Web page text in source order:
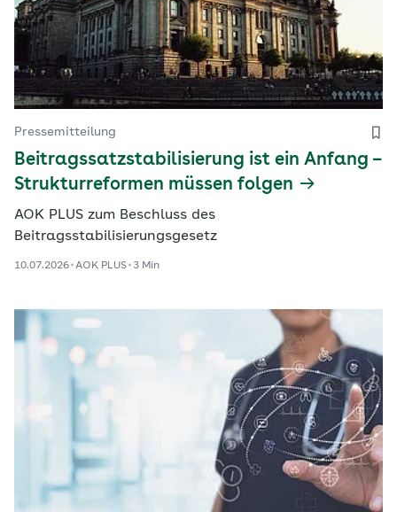
Pressemitteilung
Beitragssatzstabilisierung ist ein Anfang –
Strukturreformen müssen folgen
AOK PLUS zum Beschluss des
Beitragsstabilisierungsgesetz
10.07.2026 AOK PLUS 3 Min